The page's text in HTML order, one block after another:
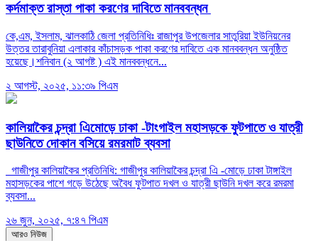
কর্দমাক্ত রাস্তা পাকা করণের দাবিতে মানববন্ধন
কে,এম, ইসলাম, ঝালকাঠি জেলা প্রতিনিধিঃ রাজাপুর উপজেলার সাতুরিয়া ইউনিয়নের
উত্তর তারাবুনিয়া এলাকার কাঁচাসড়ক পাকা করণের দাবিতে এক মানববন্ধন অনুষ্ঠিত
হয়েছে।শনিবান (২ আগষ্ট ) এই মানববন্ধনে...
২ আগস্ট, ২০২৫, ১১:৩৯ পিএম
কালিয়াকৈর চন্দ্রা এিমোড়ে ঢাকা -টাংগাইল মহাসড়কে ফুটপাতে ও যাত্রী
ছাউনিতে দোকান বসিয়ে রমরমাট ব্যবসা
গাজীপুর কালিয়াকৈর প্রতিনিধি: গাজীপুর কালিয়াকৈর চন্দ্রা এি -মোড়ে ঢাকা টাঙ্গাইল
মহাসড়কের পাশে গড়ে উঠেছে অবৈধ ফুটপাত দখল ও যাত্রী ছাউনি দখল করে রমরমা
ব্যবসা...
২৬ জুন, ২০২৫, ৭:৪৭ পিএম
আরও নিউজ